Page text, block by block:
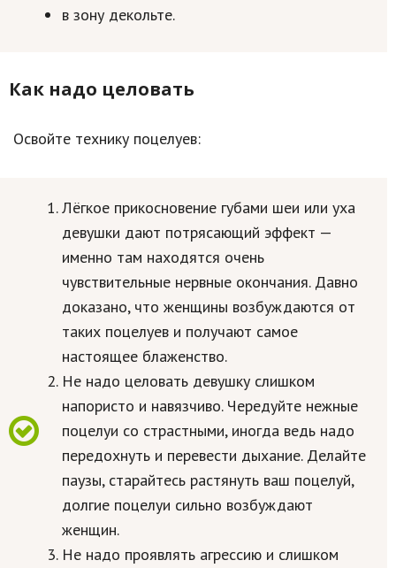
в зону декольте.
Как надо целовать
Освойте технику поцелуев:
Лёгкое прикосновение губами шеи или уха
девушки дают потрясающий эффект —
именно там находятся очень
чувствительные нервные окончания. Давно
доказано, что женщины возбуждаются от
таких поцелуев и получают самое
настоящее блаженство.
Не надо целовать девушку слишком
напористо и навязчиво. Чередуйте нежные
поцелуи со страстными, иногда ведь надо
передохнуть и перевести дыхание. Делайте
паузы, старайтесь растянуть ваш поцелуй,
долгие поцелуи сильно возбуждают
женщин.
Не надо проявлять агрессию и слишком